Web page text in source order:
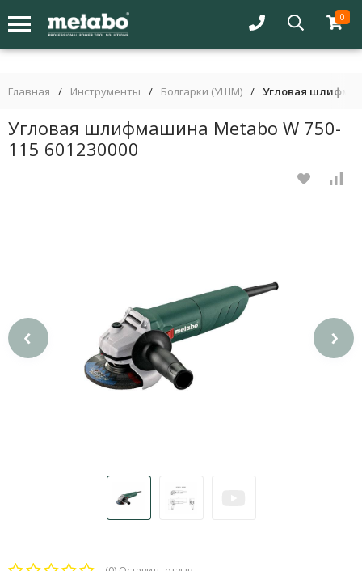
0
Главная / Инструменты / Болгарки (УШМ) / Угловая
Угловая шлифмашина Metabo W 750-
115 601230000
‹ ›